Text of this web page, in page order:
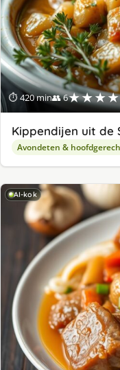
⏱ 420 min👥 6
Kippendijen uit de
Avondeten &
AI-kok